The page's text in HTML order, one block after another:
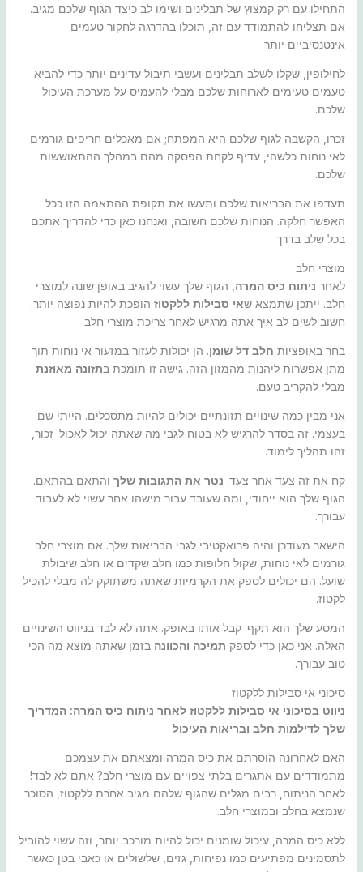
התחילו עם רק קמצוץ של תבלינים ושימו לב כיצד הגוף שלכם מגיב.
אם תצליחו להתמודד עם זה, תוכלו בהדרגה לחקור טעמים
אינטנסיביים יותר.
לחילופין, שקלו לשלב תבלינים ועשבי תיבול עדינים יותר כדי להביא
טעמים טעימים לארוחות שלכם מבלי להעמיס על מערכת העיכול
שלכם.
זכרו, הקשבה לגוף שלכם היא המפתח; אם מאכלים חריפים גורמים
לאי נוחות כלשהי, עדיף לקחת הפסקה מהם במהלך ההתאוששות
שלכם.
תעדפו את הבריאות שלכם ותעשו את תקופת ההתאמה הזו ככל
האפשר חלקה. הנוחות שלכם חשובה, ואנחנו כאן כדי להדריך אתכם
בכל שלב בדרך.
מוצרי חלב
לאחר ניתוח כיס המרה , הגוף שלך עשוי להגיב באופן שונה למוצרי
חלב. ייתכן שתמצא שאי סבילות ללקטוזהופכת להיות נפוצה יותר.
חשוב לשים לב איך אתה מרגיש לאחר צריכת מוצרי חלב.
בחר באופציות חלב דל שומן. הן יכולות לעזור במזעור אי נוחות תוך
מתן אפשרות ליהנות מהמזון הזה. גישה זו תומכת בתזונה מאוזנת
מבלי להקריב טעם.
אני מבין כמה שינויים תזונתיים יכולים להיות מתסכלים. הייתי שם
בעצמי. זה בסדר להרגיש לא בטוח לגבי מה שאתה יכול לאכול. זכור,
זהו תהליך לימוד.
קח את זה צעד אחר צעד. נטר את התגובות שלךוהתאם בהתאם.
הגוף שלך הוא ייחודי, ומה שעובד עבור מישהו אחר עשוי לא לעבוד
עבורך.
הישאר מעודכן והיה פרואקטיבי לגבי הבריאות שלך. אם מוצרי חלב
גורמים לאי נוחות, שקול חלופות כמו חלב שקדים או חלב שיבולת
שועל. הם יכולים לספק את הקרמיות שאתה משתוקק לה מבלי להכיל
לקטוז.
המסע שלך הוא תקף. קבל אותו באופק. אתה לא לבד בניווט השינויים
האלה. אני כאן כדי לספק תמיכה והכוונה בזמן שאתה מוצא מה הכי
טוב עבורך.
סיכוני אי סבילות ללקטוז
ניווט בסיכוני אי סבילות ללקטוז לאחר ניתוח כיס המרה: המדריך
שלך לדילמות חלב ובריאות העיכול
האם לאחרונה הוסרתם את כיס המרה ומצאתם את עצמכם
מתמודדים עם אתגרים בלתי צפויים עם מוצרי חלב? אתם לא לבד!
לאחר הניתוח, רבים מגלים שהגוף שלהם מגיב אחרת ללקטוז, הסוכר
שנמצא בחלב ובמוצרי חלב.
ללא כיס המרה, עיכול שומנים יכול להיות מורכב יותר, וזה עשוי להוביל
לתסמינים מפתיעים כמו נפיחות, גזים, שלשולים או כאבי בטן כאשר